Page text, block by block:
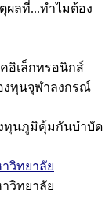
ผลที่...ทำไมต้อง
อิเล็กทรอนิกส์
งทุนจุฬาลงกรณ์
ทุนภูมิคุ้มกันบำบัด
วิทยาลัย
วิทยาลัย